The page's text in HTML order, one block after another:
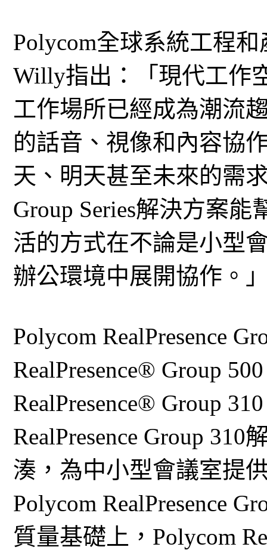
Polycom全球系統工程
Willy指出：「現代工作
工作場所已經成為潮流
的話音、視像和內容協
天、明天甚至未來的需求
Group Series解決方案
活的方式在不論是小型
辦公環境中展開協作。
Polycom RealPresence
RealPresence® Group
RealPresence® Group
RealPresence Group
湊，為中小型會議室提
Polycom RealPresence
質量基礎上，Polycom